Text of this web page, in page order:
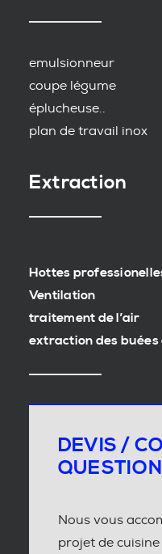
emulsionneur
coupe légume
éplucheuse..
plan de travail inox
Extraction
Hottes
Ventilation
traitement de l’air
extraction des buées
DEVIS /
Nous vous
projet de